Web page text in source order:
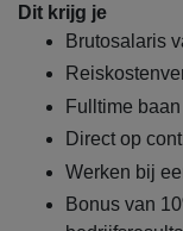
Dit krijg je
Brutosalaris
Fulltime
Direct op
Werken bij
Bonus van